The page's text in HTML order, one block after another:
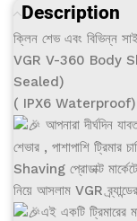
Description
ক্লিন শেভ এবং বিভিন্ন
VGR V-360 Body
Sealed)
( IPX6 Waterproof)
আপনারা দীর্ঘদিন
শেভার , পাশাপাশি
Shaving প্রোডাক্ট
নিয়ে আসলাম VGR
এই একটি